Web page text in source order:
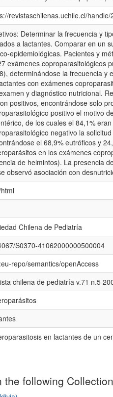
revistaschilenas.uchile.cl/
Determinar la frecuencia y
a lactantes. Comparar en un
epidemiológicas. Pacientes y
exámenes coproparasitológicos
determinándose la frecuencia y
con exámenes
y diagnóstico nutricional.
positivos, encontrándose solo
positivo el motivo
de los cuales el 84,1%
negativo la
el 68,9% eutróficos y
en los exámenes
de helmintos). La presencia
observó asociación con
Chilena de Pediatría
S0370-41062000000500004
repo/semantics/openAccess
chilena de pediatría v.71 n.5
en lactantes de un
following